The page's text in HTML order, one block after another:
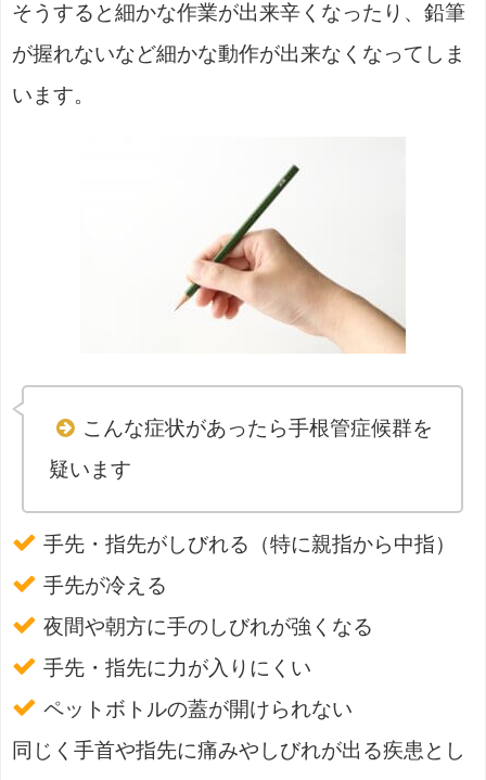
そうすると細かな作業が出来辛くなったり、鉛筆
が握れないなど細かな動作が出来なくなってしま
います。
こんな症状があったら手根管症候群を
疑います
手先・指先がしびれる（特に親指から中指）
手先が冷える
夜間や朝方に手のしびれが強くなる
手先・指先に力が入りにくい
ペットボトルの蓋が開けられない
同じく手首や指先に痛みやしびれが出る疾患とし